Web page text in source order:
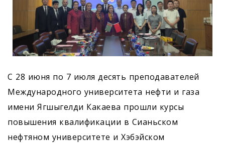
С 28 июня по 7 июля десять преподавателей
Международного университета нефти и газа
имени Ягшыгелди Какаева прошли курсы
повышения квалификации в Сианьском
нефтяном университете и Хэбэйском